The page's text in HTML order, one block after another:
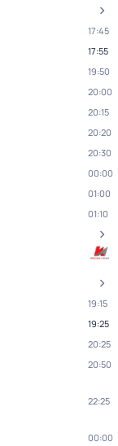
17:45
17:55
19:50
20:00
20:15
20:20
20:30
00:00
01:00
01:10
19:15
19:25
20:25
20:50
22:25
00:00